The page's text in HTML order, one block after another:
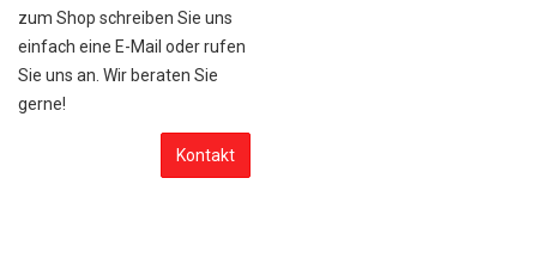
zum Shop schreiben Sie uns
einfach eine E-Mail oder rufen
Sie uns an. Wir beraten Sie
gerne!
Kontakt